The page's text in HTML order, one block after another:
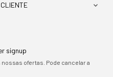

signup
ofertas. Pode cancelar a